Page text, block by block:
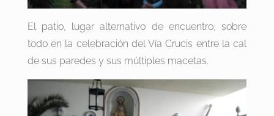
El patio, lugar alternativo de encuentro, sobre
todo en la celebración del Vía Crucis entre la cal
de sus paredes y sus múltiples macetas.